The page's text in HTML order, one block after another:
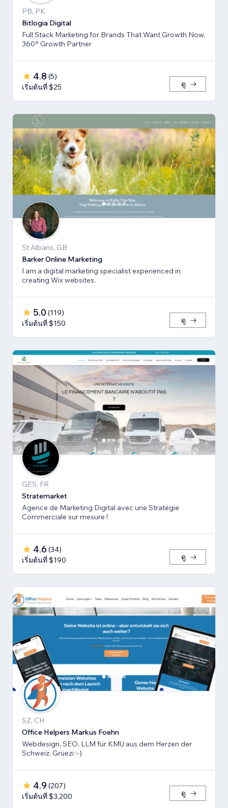
PB, PK
Bitlogia Digital
Full Stack Marketing for Brands That Want Growth Now.
360° Growth Partner
4.8 (5)
เริ่มต้นที่ $25
ดู
St Albans, GB
Barker Online Marketing
I am a digital marketing specialist experienced in
creating Wix websites.
5.0 (119)
เริ่มต้นที่ $150
ดู
GES, FR
Stratemarket
Agence de Marketing Digital avec une Stratégie
Commerciale sur mesure !
4.6 (34)
เริ่มต้นที่ $190
ดู
SZ, CH
Office Helpers Markus Foehn
Webdesign, SEO, LLM für KMU aus dem Herzen der
Schweiz. Grüezi :-)
4.9 (207)
เริ่มต้นที่ $3,200
ดู